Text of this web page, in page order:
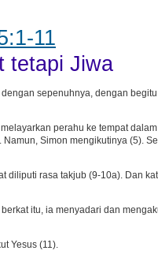
11
tetapi Jiwa
sepenuhnya, dengan
perahu ke tempat
Simon mengikutinya (5).
rasa takjub (9-10a). Dan
itu, ia menyadari dan
Yesus (11).